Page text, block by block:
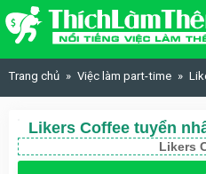
Skip to content
Trang chủ Việc làm part-time
Likers Coffee tuyển
Likers